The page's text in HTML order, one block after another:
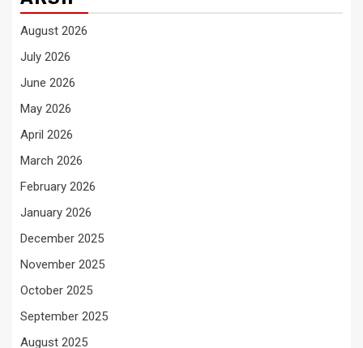
August 2026
July 2026
June 2026
May 2026
April 2026
March 2026
February 2026
January 2026
December 2025
November 2025
October 2025
September 2025
August 2025